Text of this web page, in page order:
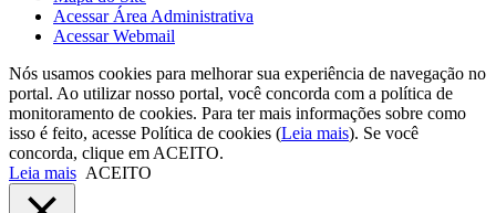
Acessar Área Administrativa
Acessar Webmail
Nós usamos cookies para melhorar sua experiência de navegação no
portal. Ao utilizar nosso portal, você concorda com a política de
monitoramento de cookies. Para ter mais informações sobre como
isso é feito, acesse Política de cookies (Leia mais). Se você
concorda, clique em ACEITO.
Leia mais ACEITO